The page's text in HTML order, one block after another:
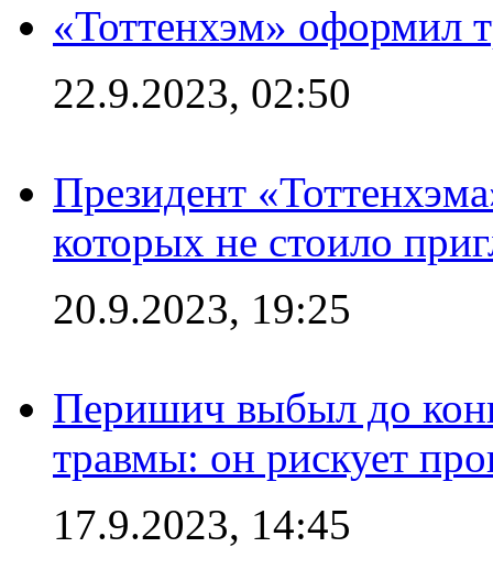
«Тоттенхэм» оформил
22.9.2023, 02:50
Президент
которых не стоило
20.9.2023, 19:25
Перишич выбыл до
травмы: он рискует
17.9.2023, 14:45